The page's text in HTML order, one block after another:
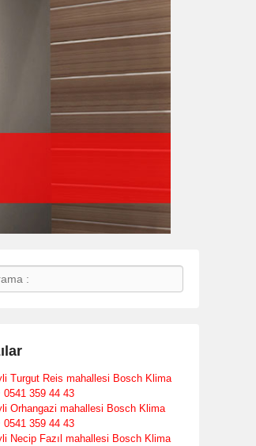
Turgut Reis mahallesi Bosch Klima
359 44 43
Orhangazi mahallesi Bosch Klima
359 44 43
Necip Fazıl mahallesi Bosch Klima